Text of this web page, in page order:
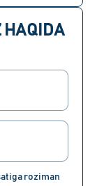
HAQIDA
roziman